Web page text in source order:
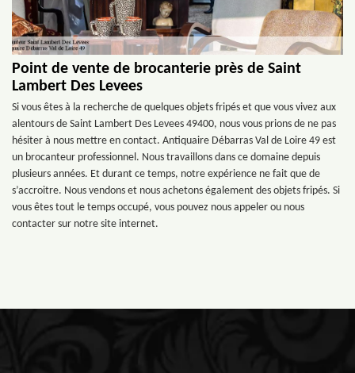
Point de vente de brocanterie près de Saint
Lambert Des Levees
Si vous êtes à la recherche de quelques objets fripés et que vous vivez aux
alentours de Saint Lambert Des Levees 49400, nous vous prions de ne pas
hésiter à nous mettre en contact. Antiquaire Débarras Val de Loire 49 est
un brocanteur professionnel. Nous travaillons dans ce domaine depuis
plusieurs années. Et durant ce temps, notre expérience ne fait que de
s’accroitre. Nous vendons et nous achetons également des objets fripés. Si
vous êtes tout le temps occupé, vous pouvez nous appeler ou nous
contacter sur notre site internet.